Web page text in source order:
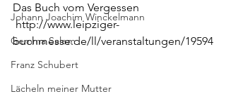
Johann Joachim Winckelmann
Gemma Salem
Franz Schubert
Lächeln meiner Mutter
Das Buch vom Vergessen
http://www.leipziger-
buchmesse.de/ll/veranstaltungen/19594